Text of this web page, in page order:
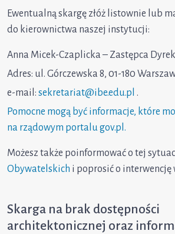
Ewentualną skargę złóż listownie lub
do kierownictwa naszej instytucji:
Anna Micek-Czaplicka – Zastępca
Adres: ul. Górczewska 8, 01-180
e-mail: sekretariat@ibe.edu.pl .
Pomocne mogą być informacje, które
na rządowym portalu gov.pl.
Możesz także poinformować o tej
Obywatelskich i poprosić o interwencję
Skarga na brak dostępności
architektonicznej oraz